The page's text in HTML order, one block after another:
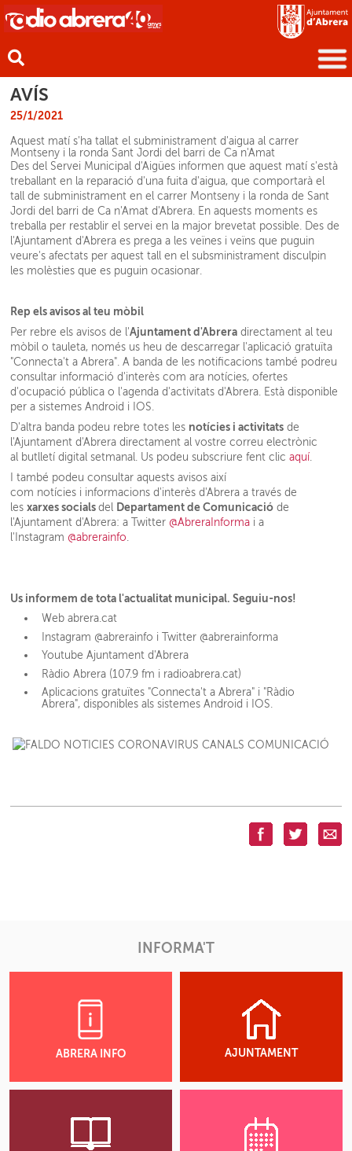
AVÍS
25/1/2021
Aquest matí s'ha tallat el subministrament d'aigua al carrer
Montseny i la ronda Sant Jordi del barri de Ca n'Amat
Des del Servei Municipal d'Aigües informen que aquest matí s'està
treballant en la reparació d'una fuita d'aigua, que comportarà el
tall de subministrament en el carrer Montseny i la ronda de Sant
Jordi del barri de Ca n'Amat d'Abrera. En aquests moments es
treballa per restablir el servei en la major brevetat possible. Des de
l'Ajuntament d'Abrera es prega a les veïnes i veïns que puguin
veure's afectats per aquest tall en el subsministrament disculpin
les molèsties que es puguin ocasionar.
Rep els avisos al teu mòbil
Per rebre els avisos de l'Ajuntament d'Abrera directament al teu
mòbil o tauleta, només us heu de descarregar l'aplicació gratuïta
"Connecta't a Abrera". A banda de les notificacions també podreu
consultar informació d'interès com ara notícies, ofertes
d'ocupació pública o l'agenda d'activitats d'Abrera. Està disponible
per a sistemes Android i IOS.
D'altra banda podeu rebre totes les notícies i activitats de
l'Ajuntament d'Abrera directament al vostre correu electrònic
al butlletí digital setmanal. Us podeu subscriure fent clicaquí
I també podeu consultar aquests avisos així
com notícies i informacions d'interès d'Abrera a través de
lesxarxes socialsdel Departament de Comunicació de
l'Ajuntament d'Abrera: a Twitter @AbreraInforma i a
l'Instagram @abrerainfo
Us informem de tota l'actualitat municipal. Seguiu-nos!
Web abrera.cat
Instagram @abrerainfo i Twitter @abrerainforma
Youtube Ajuntament d'Abrera
Ràdio Abrera (107.9 fm i radioabrera.cat)
Aplicacions gratuïtes "Connecta't a Abrera" i "Ràdio
Abrera", disponibles als sistemes Android i IOS.
INFORMA'T
ABRERA INFO AJUNTAMENT